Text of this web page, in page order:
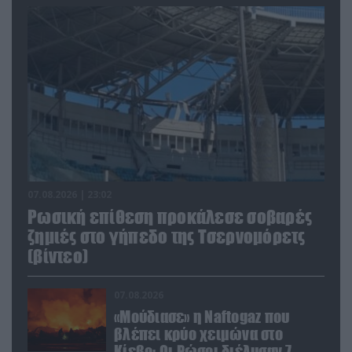
Ρωσική επίθεση προκάλεσε σοβαρές
ζημιές στο γήπεδο της Τσερνομόρετς
(βίντεο)
«Μούδιασε» η Naftogaz που
βλέπει κρύο χειμώνα στο